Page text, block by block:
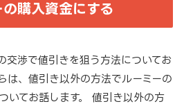
購入資金にする
交渉で値引きを狙う方法についてお
は、値引き以外の方法でルーミーの
いてお話します。 値引き以外の方